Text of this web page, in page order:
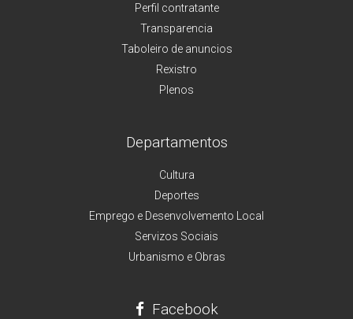
Perfil contratante
Transparencia
Taboleiro de anuncios
Rexistro
Plenos
Departamentos
Cultura
Deportes
Emprego e Desenvolvemento Local
Servizos Sociais
Urbanismo e Obras
Facebook